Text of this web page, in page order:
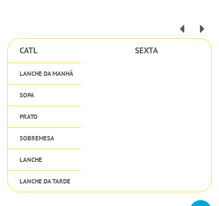
CATL SEXTA
LANCHE DA MANHÃ
SOPA
PRATO
SOBREMESA
LANCHE
LANCHE DA TARDE